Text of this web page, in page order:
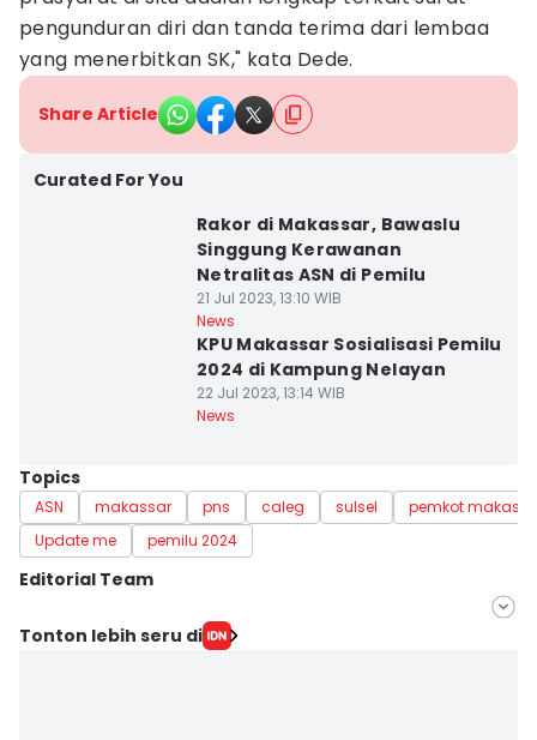
pengunduran diri dan tanda terima dari lembaa
yang menerbitkan SK," kata Dede.
Share Article
Curated For You
Rakor di Makassar, Bawaslu
Singgung Kerawanan
Netralitas ASN di Pemilu
21 Jul 2023, 13:10 WIB
News
KPU Makassar Sosialisasi Pemilu
2024 di Kampung Nelayan
22 Jul 2023, 13:14 WIB
News
Topics
ASN makassar pns caleg sulsel
pemkot
Update me
pemilu 2024
Editorial Team
Editor
Tonton lebih seru di